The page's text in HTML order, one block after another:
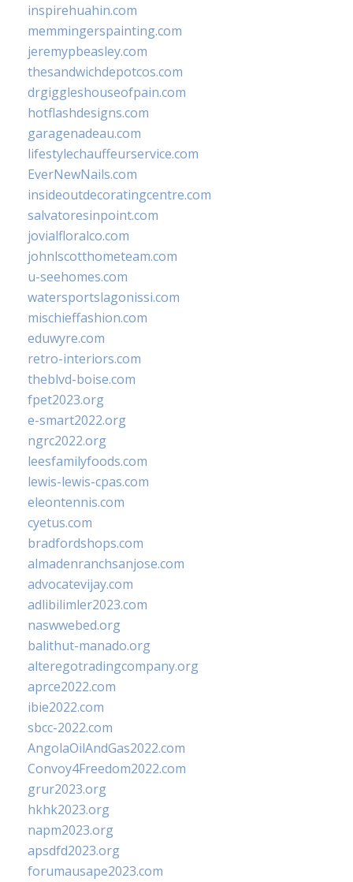
inspirehuahin.com
memmingerspainting.com
jeremypbeasley.com
thesandwichdepotcos.com
drgiggleshouseofpain.com
hotflashdesigns.com
garagenadeau.com
lifestylechauffeurservice.com
EverNewNails.com
insideoutdecoratingcentre.com
salvatoresinpoint.com
jovialfloralco.com
johnlscotthometeam.com
u-seehomes.com
watersportslagonissi.com
mischieffashion.com
eduwyre.com
retro-interiors.com
theblvd-boise.com
fpet2023.org
e-smart2022.org
ngrc2022.org
leesfamilyfoods.com
lewis-lewis-cpas.com
eleontennis.com
cyetus.com
bradfordshops.com
almadenranchsanjose.com
advocatevijay.com
adlibilimler2023.com
naswwebed.org
balithut-manado.org
alteregotradingcompany.org
aprce2022.com
ibie2022.com
sbcc-2022.com
AngolaOilAndGas2022.com
Convoy4Freedom2022.com
grur2023.org
hkhk2023.org
napm2023.org
apsdfd2023.org
forumausape2023.com